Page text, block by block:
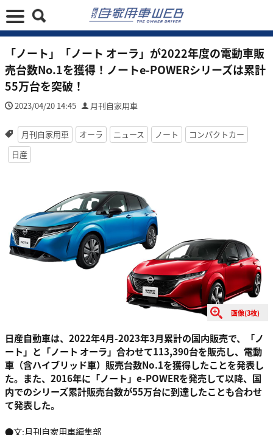
「ノート」「ノート オーラ」が2022年度の電動車販
売台数No.1を獲得！ノートe-POWERシリーズは累計
55万台を突破！
2023/04/20 14:45 月刊自家用車
月刊自家用車 オーラ ニュース ノート
コンパクトカー
日産
画像(3枚)
日産自動車は、2022年4月-2023年3月累計の国内販売で、「ノ
ート」と「ノート オーラ」合わせて113,390台を販売し、電動
車（含ハイブリッド車）販売台数No.1を獲得したことを発表し
た。また、2016年に「ノート」e-POWERを発売して以降、国
内でのシリーズ累計販売台数が55万台に到達したことも合わせ
て発表した。
●文:月刊自家用車編集部